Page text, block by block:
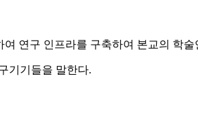
연구 인프라를 구축하여 본교의 학
기기들을 말한다.